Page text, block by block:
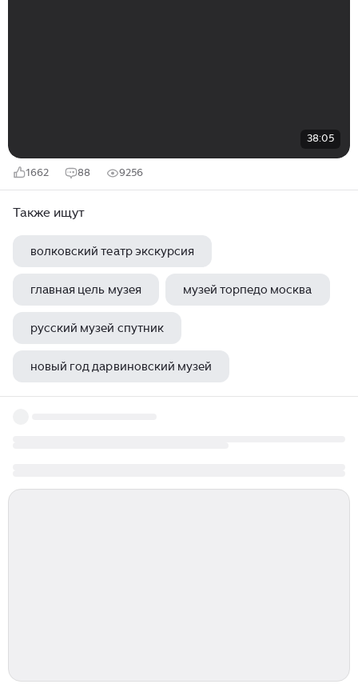
38:05
1662 88 9256
Также ищут
волковский театр экскурсия
главная цель музея музей торпедо москва
русский музей спутник
новый год дарвиновский музей